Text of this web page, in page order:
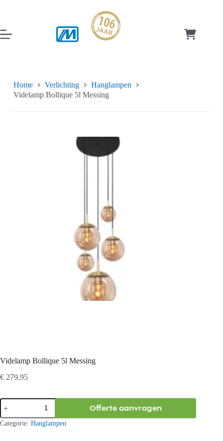
inhoud
Home Verlichting
Hanglampen
Videlamp Bollique 5l Messing
Videlamp Bollique 5l Messing
€ 279,95
Videlamp
Bollique
5l
Messing
Offerte aanvragen
Categorie: Hanglampen